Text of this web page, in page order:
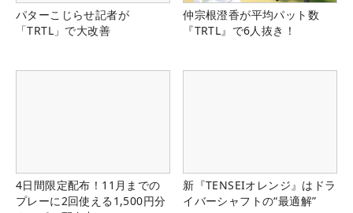
パターこじらせ記者が
「TRTL」で大改善
仲宗根澄香が平均パット数
『TRTL』で6人抜き！
4日間限定配布！11月までの
プレーに2回使える1,500円分
新『TENSEIオレンジ』はドラ
イバーシャフトの“最適解”